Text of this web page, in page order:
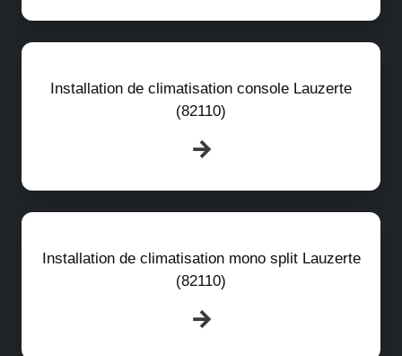
Installation de climatisation console Lauzerte
(82110)
Installation de climatisation mono split Lauzerte
(82110)